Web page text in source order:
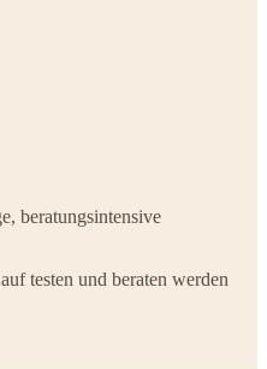
beratungsintensive
testen und beraten werden